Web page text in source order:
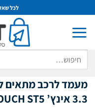
to
content
לכל שאלה
מעמד לרכב מתאים
3.3 אינץ’ ONE TOUCH ST5